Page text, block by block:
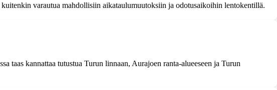
varautua mahdollisiin aikataulumuutoksiin ja odotusaikoihin lentokentillä.
taas kannattaa tutustua Turun linnaan, Aurajoen ranta-alueeseen ja Turun